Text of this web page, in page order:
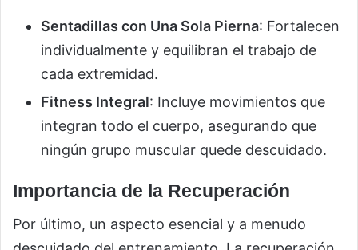
Sentadillas con Una Sola Pierna: Fortalecen
individualmente y equilibran el trabajo de
cada extremidad.
Fitness Integral: Incluye movimientos que
integran todo el cuerpo, asegurando que
ningún grupo muscular quede descuidado.
Importancia de la Recuperación
Por último, un aspecto esencial y a menudo